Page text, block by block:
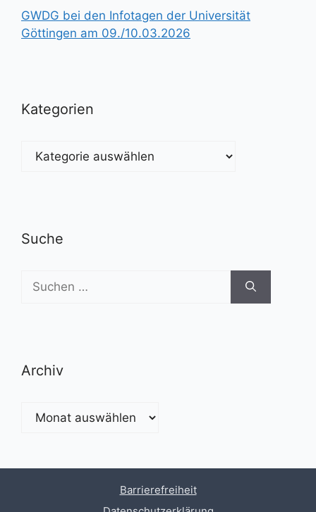
GWDG bei den Infotagen der Universität
Göttingen am 09./10.03.2026
Kategorien
Kategorien
Suche
Suchen
nach:
Archiv
Archiv
Barrierefreiheit